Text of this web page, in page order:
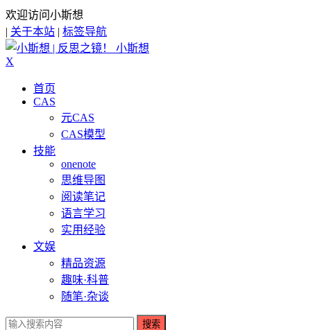
欢迎访问小斯想
| 关于本站 | 标签导航
小斯想
X
首页
CAS
元CAS
CAS模型
技能
onenote
思维导图
阅读笔记
语言学习
实用经验
文娱
精品资源
趣味·科普
随笔·杂谈
搜索